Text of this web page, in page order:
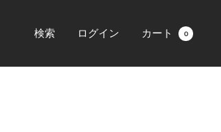
検索 ログイン カート 0